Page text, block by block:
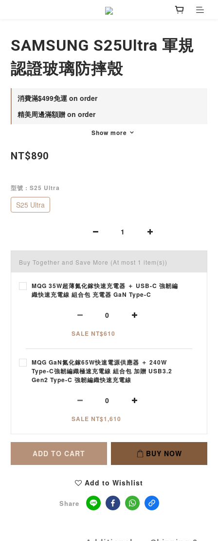
SAMSUNG S25Ultra 軍規
認證玻璃防摔殼
消費滿$499免運 on order
精美周邊滿額贈 on order
Show more
NT$890
型號 : S25 Ultra
S25 Ultra
Buy Together and Save More (At most 1 item(s))
MQG 35W超薄氮化鎵快速充電器 ＋ USB-C 強韌編
織快速充電線 組合包 充電器 GaN Type-C
SALE NT$610
MQG GaN氮化鎵65W快速電源供應器 ＋ 240W
Type-C強韌編織極速充電線 組合包 加贈 USB3.2
Gen2 Type-C 強韌編織快速充電線
SALE NT$1,610
ADD TO CART BUY NOW
Add to Wishlist
Share